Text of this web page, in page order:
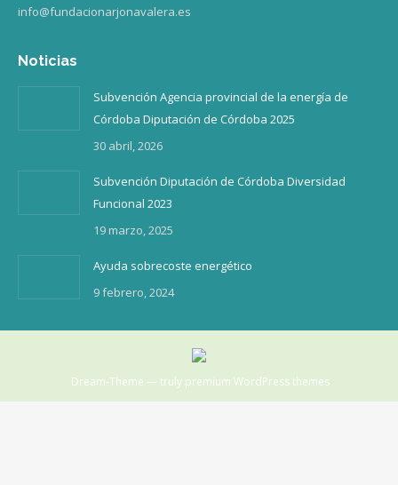
info@fundacionarjonavalera.es
Noticias
Subvención Agencia provincial de la energía de
Córdoba Diputación de Córdoba 2025
30 abril, 2026
Subvención Diputación de Córdoba Diversidad
Funcional 2023
19 marzo, 2025
Ayuda sobrecoste energético
9 febrero, 2024
Dream-Theme — truly premium WordPress themes